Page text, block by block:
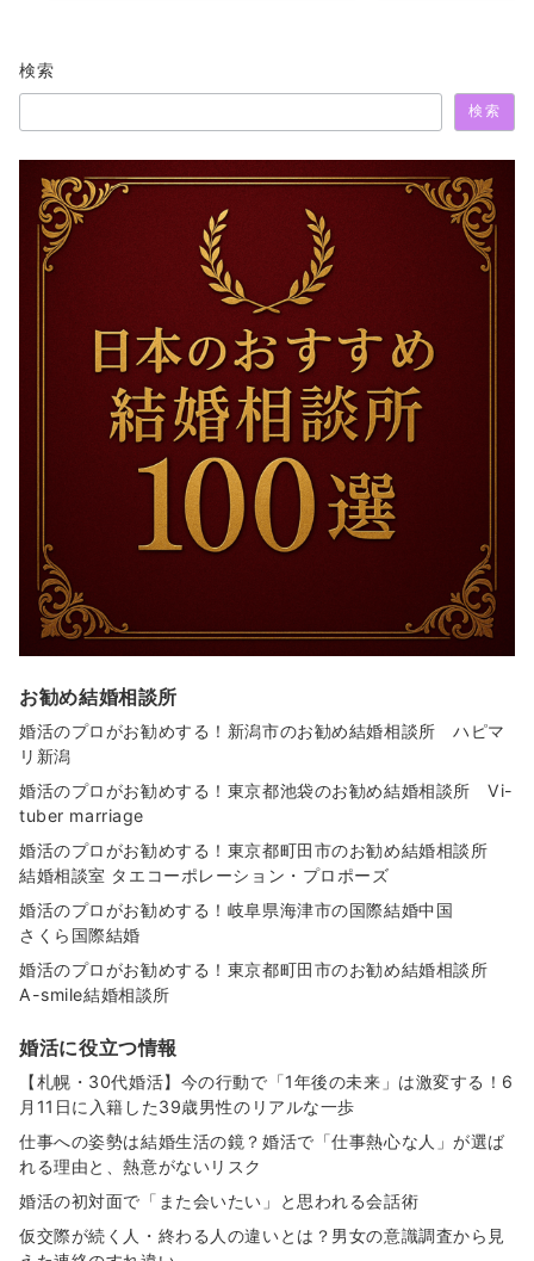
検索
検索
お勧め結婚相談所
婚活のプロがお勧めする！新潟市のお勧め結婚相談所 ハピマ
リ新潟
婚活のプロがお勧めする！東京都池袋のお勧め結婚相談所 Vi-
tuber marriage
婚活のプロがお勧めする！東京都町田市のお勧め結婚相談所
結婚相談室 タエコーポレーション・プロポーズ
婚活のプロがお勧めする！岐阜県海津市の国際結婚中国
さくら国際結婚
婚活のプロがお勧めする！東京都町田市のお勧め結婚相談所
A-smile結婚相談所
婚活に役立つ情報
【札幌・30代婚活】今の行動で「1年後の未来」は激変する！6
月11日に入籍した39歳男性のリアルな一歩
仕事への姿勢は結婚生活の鏡？婚活で「仕事熱心な人」が選ば
れる理由と、熱意がないリスク
婚活の初対面で「また会いたい」と思われる会話術
仮交際が続く人・終わる人の違いとは？男女の意識調査から見